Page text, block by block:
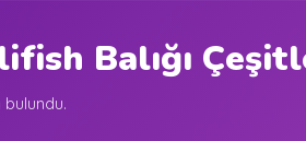
Balığı